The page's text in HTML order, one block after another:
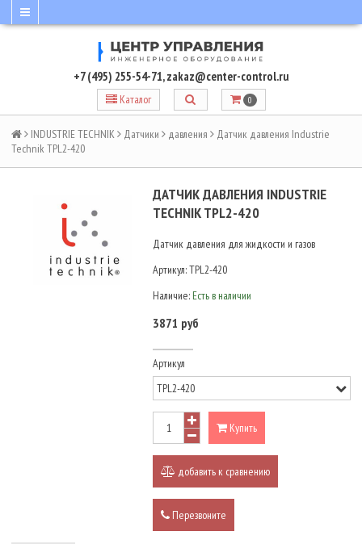
+7 (495) 255-54-71,zakaz@center-control.ru
Каталог 0
INDUSTRIE TECHNIK Датчики давления
Датчик давления Industrie
Technik TPL2-420
ДАТЧИК ДАВЛЕНИЯ INDUSTRIE
TECHNIK TPL2-420
Датчик давления для жидкости и газов
Артикул:TPL2-420
Наличие: Есть в наличии
3871 руб
Артикул
Купить
добавить к сравнению
Перезвоните